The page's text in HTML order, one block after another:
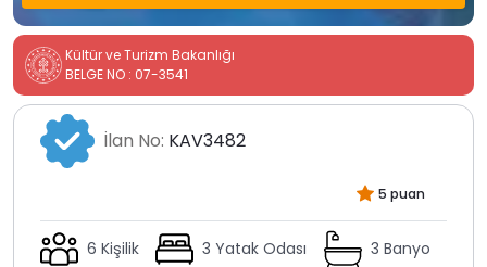
Kültür ve Turizm Bakanlığı
BELGE NO : 07-3541
İlan No: KAV3482
5 puan
6 Kişilik 3 Yatak Odası 3 Banyo